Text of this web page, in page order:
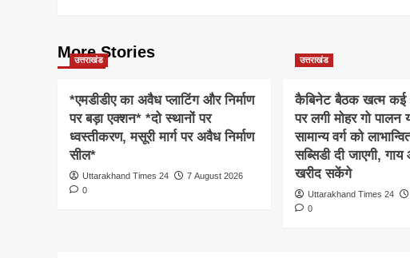
More Stories
उत्तराखंड
*एमडीडीए का अवैध प्लाटिंग और निर्माण
पर बड़ा एक्शन* *दो स्थानों पर
ध्वस्तीकरण, मसूरी मार्ग पर अवैध निर्माण
सील*
Uttarakhand Times 24
7 August 2026
0
उत्तराखंड
कैबिनेट बैठक खत्म कई
पर लगी मोहर गो पालन
सामान्य वर्ग को
सब्सिडी दी जाएगी,
खरीद सकेंगे
Uttarakhand Times 24
0